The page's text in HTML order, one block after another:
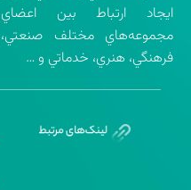
ايجاد ارتباط بين اعضاي
مجموعه‌هاي مختلف صنعتي،
فرهنگي، هنري، خدماتي و …